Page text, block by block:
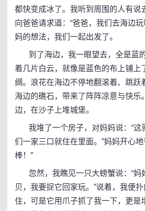
都快变成冰了。我听到周围的人有说
向爸爸请求道：“爸爸，我们去海边
妈的想法，我们一起出发了。
到了海边，我一眼望去，全是蓝
着几片白云，就像是蓝色的布上铺上
绸。浪花在海边不停地翻滚着、跳跃
海边的礁石，带来了阵阵凉意与快乐
边，在沙子上堆城堡。
我堆了一个房子，对妈妈说：“这
们一家三口就住在里面。”妈妈开心
棒！”
忽然，我瞧见一只大螃蟹说：“妈
贝，我要捉它回家玩。”说着，我便
住，可是它用爪子抓了我一下，更是